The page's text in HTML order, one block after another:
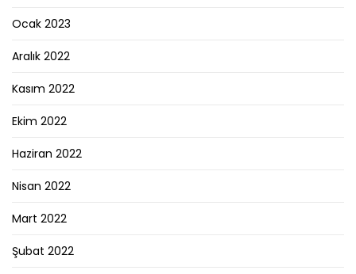
Ocak 2023
Aralık 2022
Kasım 2022
Ekim 2022
Haziran 2022
Nisan 2022
Mart 2022
Şubat 2022